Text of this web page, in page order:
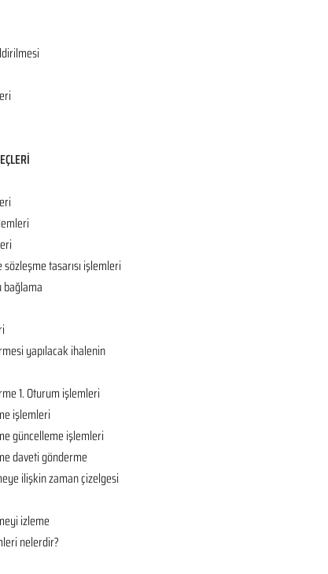
tasarısı işlemleri
yapılacak ihalenin
1. Oturum işlemleri
işlemleri
güncelleme işlemleri
daveti gönderme
ilişkin zaman çizelgesi
izleme
nelerdir?